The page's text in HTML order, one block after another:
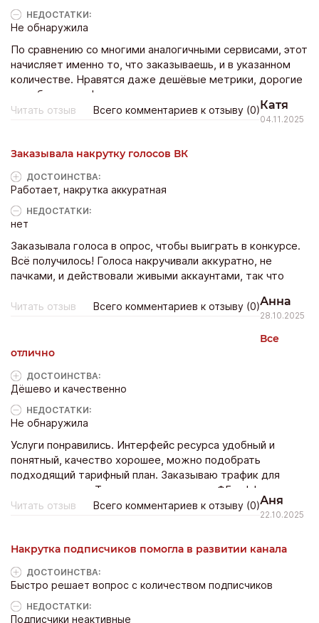
НЕДОСТАТКИ:
Не обнаружила
По сравнению со многими аналогичными сервисами, этот
начисляет именно то, что заказываешь, и в указанном
количестве. Нравятся даже дешёвые метрики, дорогие
- вообще огонь!
Читать отзыв Всего комментариев к отзыву (0)Катя
04.11.2025
Заказывала накрутку голосов ВК
ДОСТОИНCТВА:
Работает, накрутка аккуратная
НЕДОСТАТКИ:
нет
Заказывала голоса в опрос, чтобы выиграть в конкурсе.
Всё получилось! Голоса накручивали аккуратно, не
пачками, и действовали живыми аккаунтами, так что
Читать отзыв Всего комментариев к отзыву (0)Анна
28.10.2025
Все
отлично
ДОСТОИНCТВА:
Дёшево и качественно
НЕДОСТАТКИ:
Не обнаружила
Услуги понравились. Интерфейс ресурса удобный и
понятный, качество хорошее, можно подобрать
подходящий тарифный план. Заказываю трафик для
своего канала в Телеграм и страницы в ФБ, эффект есть.
Читать отзыв Всего комментариев к отзыву (0)Аня
22.10.2025
Накрутка подписчиков помогла в развитии канала
ДОСТОИНCТВА:
Быстро решает вопрос с количеством подписчиков
НЕДОСТАТКИ:
Подписчики неактивные